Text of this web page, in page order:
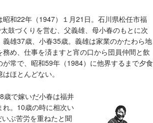
昭和22年（1947）１月21 日。石川県松任市福
鼓づくりを営む、父義雄、母小春のもとに次
義雄37歳、小春35歳。義雄は家業のかたわら地
務め、仕事を済ますと宵の口から団員仲間と飲
が常で、昭和59年（1984）に他界するまで夕食
ほとんどない。
歳で嫁いだ小春は福井
。 10歳の時に相次い
ぶ苦労を重ねたと聞